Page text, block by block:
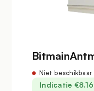
Niet beschikbaar
Indicatie